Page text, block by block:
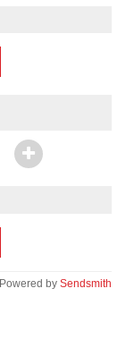
Powered by Sendsmith